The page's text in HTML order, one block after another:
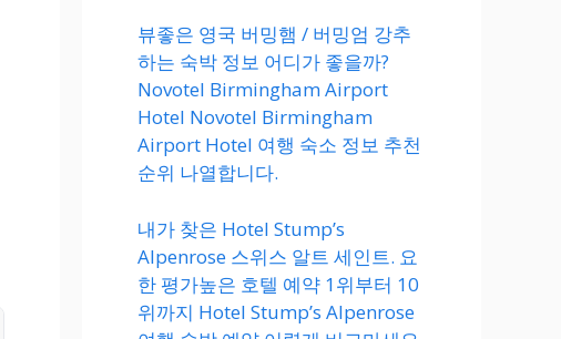
뷰좋은 영국 버밍햄 / 버밍엄 강추
하는 숙박 정보 어디가 좋을까?
Novotel Birmingham Airport
Hotel Novotel Birmingham
Airport Hotel 여행 숙소 정보 추천
순위 나열합니다.
내가 찾은 Hotel Stump’s
Alpenrose 스위스 알트 세인트. 요
한 평가높은 호텔 예약 1위부터 10
위까지 Hotel Stump’s Alpenrose